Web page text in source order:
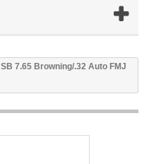
SB 7.65 Browning/.32 Auto FMJ